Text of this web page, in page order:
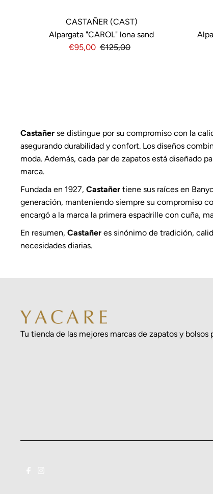
CASTAÑER (CAST)
Alpargata "CAROL" lona sand
Precio
€95,00 Precio
€125,00
Castañer se distingue por su compromiso con la
asegurando durabilidad y confort. Los diseños
moda. Además, cada par de zapatos está diseñado
marca.
Fundada en 1927,Castañer tiene sus raíces en
generación, manteniendo siempre su compromiso
encargó a la marca la primera espadrille con cuña,
En resumen,Castañer es sinónimo de tradición,
necesidades diarias.
Tu tienda de las mejores marcas de zapatos y bolsos